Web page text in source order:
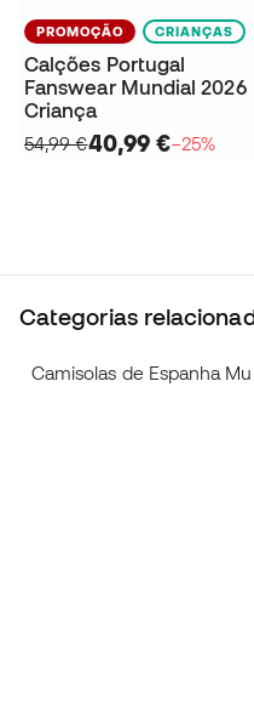
PROMOÇÃO CRIANÇAS
Calções Portugal
Fanswear Mundial 2026
Criança
54,99 €40,99 €−25%
Categorias
Camisolas de Espanha